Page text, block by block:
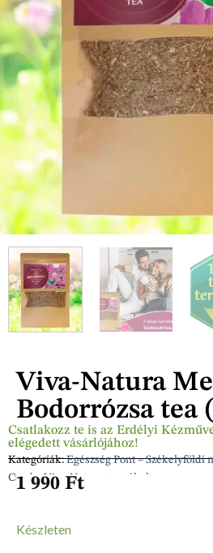
Csatlakozz te is az Erdélyi
elégedett vásárlójához!
Kategóriák:Egészség Pont – Székelyföldi
Csuda, Viva-Natura termékek
Viva-Natura
Bodorrózsa tea
1 990 Ft
Készleten